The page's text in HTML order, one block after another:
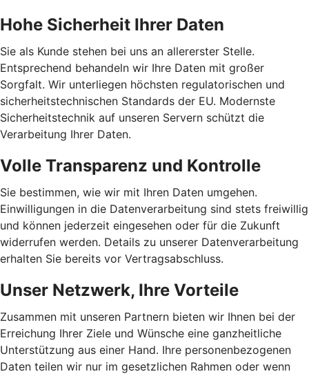
Hohe Sicherheit Ihrer Daten
Sie als Kunde stehen bei uns an allererster Stelle.
Entsprechend behandeln wir Ihre Daten mit großer
Sorgfalt. Wir unterliegen höchsten regulatorischen und
sicherheitstechnischen Standards der EU. Modernste
Sicherheitstechnik auf unseren Servern schützt die
Verarbeitung Ihrer Daten.
Volle Transparenz und Kontrolle
Sie bestimmen, wie wir mit Ihren Daten umgehen.
Einwilligungen in die Datenverarbeitung sind stets freiwillig
und können jederzeit eingesehen oder für die Zukunft
widerrufen werden. Details zu unserer Datenverarbeitung
erhalten Sie bereits vor Vertragsabschluss.
Unser Netzwerk, Ihre Vorteile
Zusammen mit unseren Partnern bieten wir Ihnen bei der
Erreichung Ihrer Ziele und Wünsche eine ganzheitliche
Unterstützung aus einer Hand. Ihre personenbezogenen
Daten teilen wir nur im gesetzlichen Rahmen oder wenn